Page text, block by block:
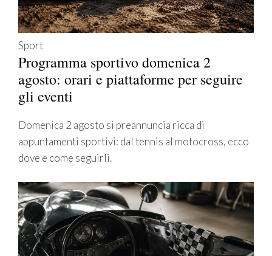
Sport
Programma sportivo domenica 2
agosto: orari e piattaforme per seguire
gli eventi
Domenica 2 agosto si preannuncia ricca di
appuntamenti sportivi: dal tennis al motocross, ecco
dove e come seguirli.